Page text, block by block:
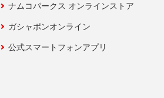
ナムコパークス オンラインストア
ガシャポンオンライン
公式スマートフォンアプリ